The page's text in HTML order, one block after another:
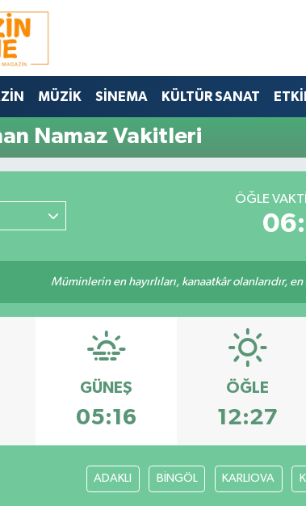
MÜZİK SİNEMA KÜLTÜR SANAT
Namaz Vakitleri
ÖĞLE
Müminlerin en hayırlıları, kanaatkâr olanlarıdır,
GÜNEŞ
05:16
ÖĞLE
12:27
ADAKLI BİNGÖL KARLIOVA